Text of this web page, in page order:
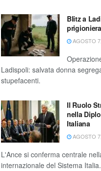
Blitz a
AGOSTO
Ladispoli: salvata donna
stupefacenti.
Il Ruolo
nella
Italiana
AGOSTO
L'Ance si conferma centrale
internazionale del Sistema Italia.